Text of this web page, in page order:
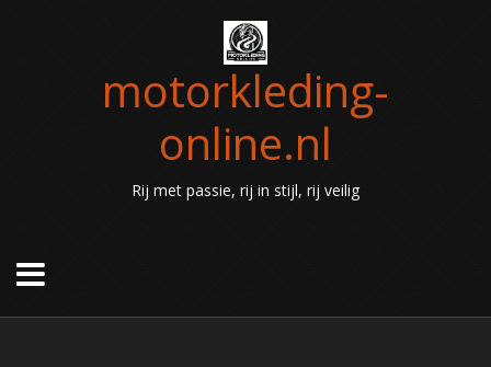
motorkleding-
online.nl
Rij met passie, rij in stijl, rij veilig